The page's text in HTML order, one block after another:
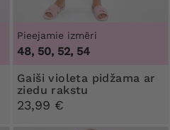
Pieejamie izmēri
48, 50, 52, 54
Gaiši violeta pidžama ar
ziedu rakstu
23,99 €